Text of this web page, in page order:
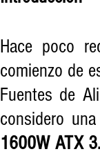
Hace poco
comienzo de
Fuentes de
considero
1600W ATX